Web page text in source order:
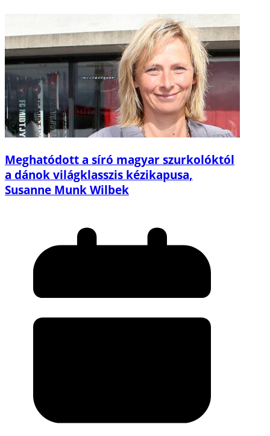
Meghatódott a síró magyar szurkolóktól
a dánok világklasszis kézikapusa,
Susanne Munk Wilbek